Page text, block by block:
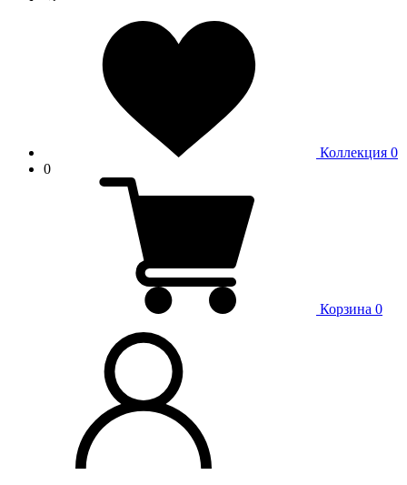
Коллекция 0
0
Корзина 0